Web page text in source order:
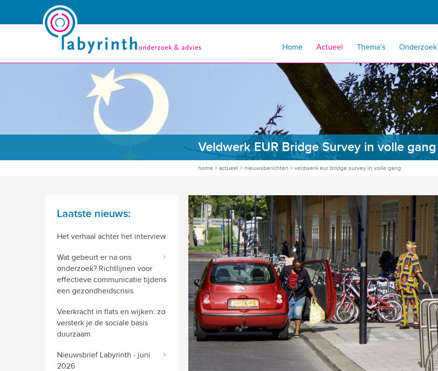
Home Actueel Thema’s Onderzoek
Veldwerk EUR Bridge Survey in volle gang
home > actueel > nieuwsberichten > veldwerk eur bridge survey in volle gang
Laatste nieuws:
Het verhaal achter het interview
Wat gebeurt er na ons
onderzoek? Richtlijnen voor
effectieve communicatie tijdens
een gezondheidscrisis
Veerkracht in flats en wijken: zo
versterk je de sociale basis
duurzaam
Nieuwsbrief Labyrinth - juni
2026